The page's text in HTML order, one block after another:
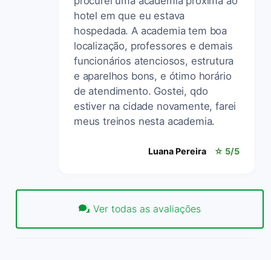
hotel em que eu estava
hospedada. A academia tem boa
localização, professores e demais
funcionários atenciosos, estrutura
e aparelhos bons, e ótimo horário
de atendimento. Gostei, qdo
estiver na cidade novamente, farei
meus treinos nesta academia.
Luana Pereira ☆ 5/5
Ver todas as avaliações